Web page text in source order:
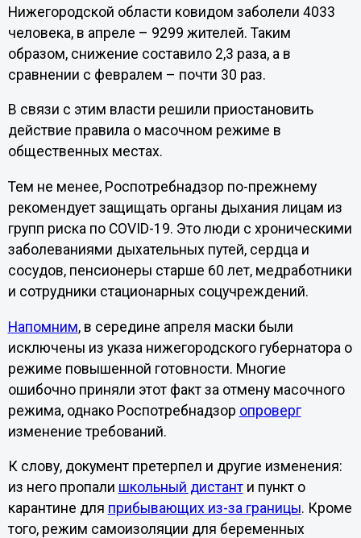
Нижегородской области ковидом заболели 4033
человека, в апреле – 9299 жителей. Таким
образом, снижение составило 2,3 раза, а в
сравнении с февралем – почти 30 раз.
В связи с этим власти решили приостановить
действие правила о масочном режиме в
общественных местах.
Тем не менее, Роспотребнадзор по-прежнему
рекомендует защищать органы дыхания лицам из
групп риска по COVID-19. Это люди с хроническими
заболеваниями дыхательных путей, сердца и
сосудов, пенсионеры старше 60 лет, медработники
и сотрудники стационарных соцучреждений.
Напомним, в середине апреля маски были
исключены из указа нижегородского губернатора о
режиме повышенной готовности. Многие
ошибочно приняли этот факт за отмену масочного
режима, однако Роспотребнадзор опроверг
изменение требований.
К слову, документ претерпел и другие изменения:
из него пропали школьный дистанти пункт о
карантине для прибывающих из-за границы. Кроме
того, режим самоизоляции для беременных